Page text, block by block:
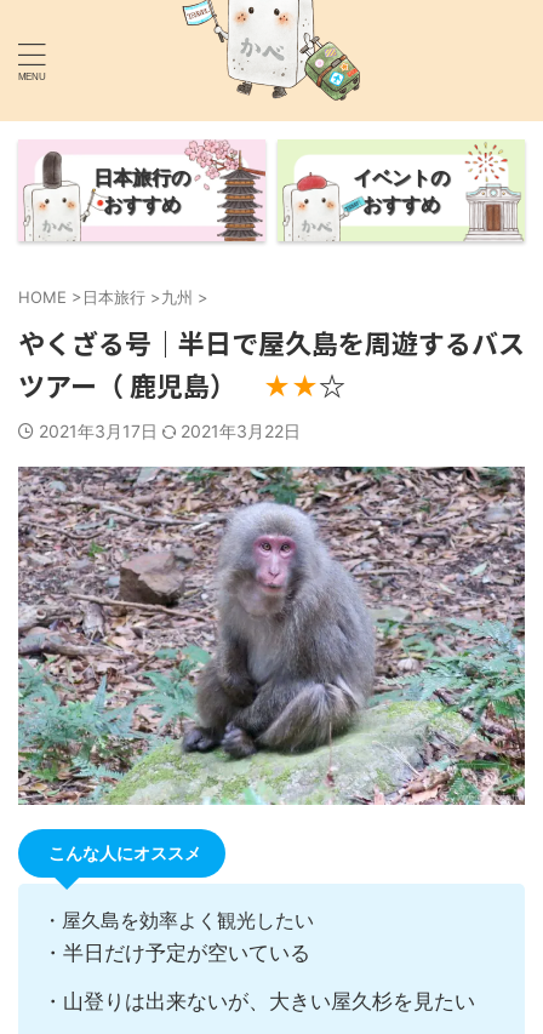
あなたの旅行を1.5倍楽しくするサイト
かべごえ旅行絵巻
日本旅行の
おすすめ
イベントの
おすすめ
HOME >日本旅行 >九州 >
やくざる号｜半日で屋久島を周遊するバス
ツアー（ 鹿児島）
★★☆
2021年3月17日 2021年3月22日
こんな人にオススメ
・屋久島を効率よく観光したい
・半日だけ予定が空いている
・山登りは出来ないが、大きい屋久杉を見たい